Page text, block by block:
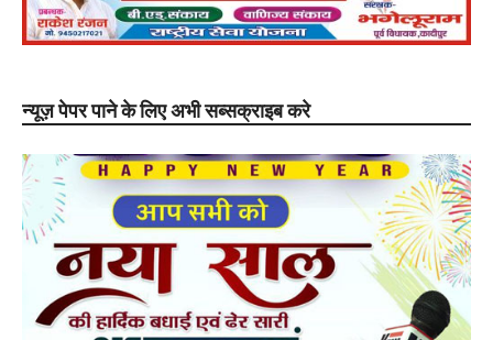
न्यूज़ पेपर पाने के लिए अभी सब्सक्राइब करे